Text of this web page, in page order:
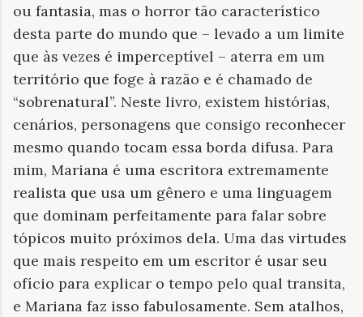
ou fantasia, mas o horror tão característico
desta parte do mundo que – levado a um limite
que às vezes é imperceptível – aterra em um
território que foge à razão e é chamado de
“sobrenatural”. Neste livro, existem histórias,
cenários, personagens que consigo reconhecer
mesmo quando tocam essa borda difusa. Para
mim, Mariana é uma escritora extremamente
realista que usa um gênero e uma linguagem
que dominam perfeitamente para falar sobre
tópicos muito próximos dela. Uma das virtudes
que mais respeito em um escritor é usar seu
ofício para explicar o tempo pelo qual transita,
e Mariana faz isso fabulosamente. Sem atalhos,